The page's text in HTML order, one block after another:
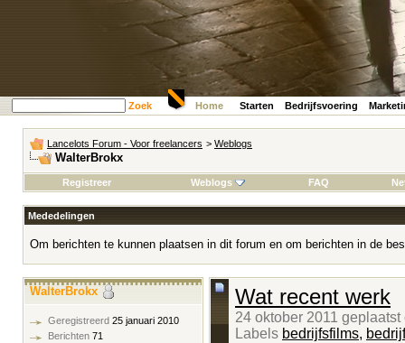
Zoek Home Starten Bedrijfsvoering
Lancelots Forum - Voor freelancers > Weblogs
WalterBrokx
Registreer Weblogs FAQ
Mededelingen
Om berichten te kunnen plaatsen in dit forum en om berichten in de
Wat recent werk
24 oktober 2011
Labels bedrijfsfilms,
WalterBrokx
Geregistreerd 25 januari 2010
Berichten 71